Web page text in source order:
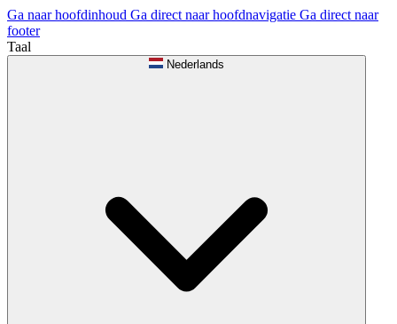
Ga naar hoofdinhoud Ga direct naar hoofdnavigatie Ga direct naar
footer
Taal
Nederlands